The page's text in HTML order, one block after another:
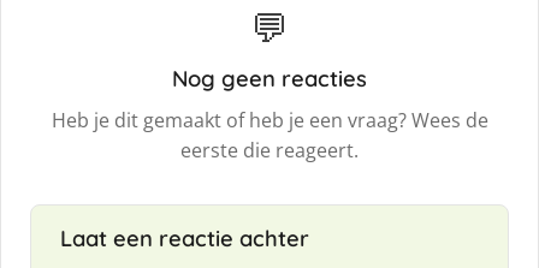
💬
Nog geen reacties
Heb je dit gemaakt of heb je een vraag? Wees de
eerste die reageert.
Laat een reactie achter